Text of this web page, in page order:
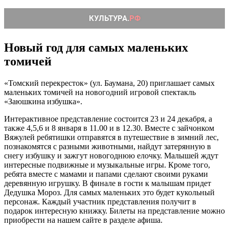
Новый год для самых маленьких
томичей
«Томский перекресток» (ул. Баумана, 20) приглашает самых
маленьких томичей на новогодний игровой спектакль
«Заюшкина избушка».
Интерактивное представление состоится 23 и 24 декабря, а
также 4,5,6 и 8 января в 11.00 и в 12.30. Вместе с зайчонком
Вяжулей ребятишки отправятся в путешествие в зимний лес,
познакомятся с разными животными, найдут затерянную в
снегу избушку и зажгут новогоднюю елочку. Малышей ждут
интересные подвижные и музыкальные игры. Кроме того,
ребята вместе с мамами и папами сделают своими руками
деревянную игрушку. В финале в гости к малышам придет
Дедушка Мороз. Для самых маленьких это будет кукольный
персонаж. Каждый участник представления получит в
подарок интересную книжку. Билеты на представление можно
приобрести на нашем сайте в разделе афиша.